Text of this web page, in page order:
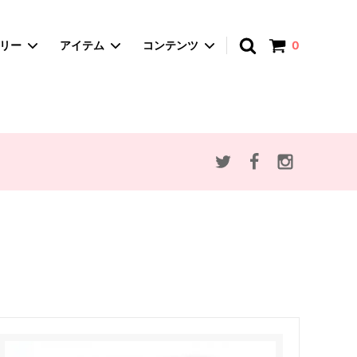
0
ー
赤ずきんとオオカミ
アイテム
かごバッグ
コンテンツ